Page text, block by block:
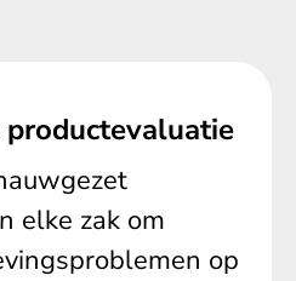
elke zak om
op